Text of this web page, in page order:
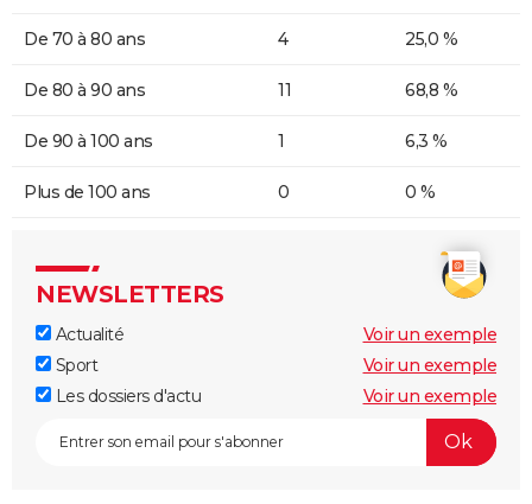
De 70 à 80 ans 4 25,0 %
De 80 à 90 ans 11 68,8 %
De 90 à 100 ans 1 6,3 %
Plus de 100 ans 0 0 %
NEWSLETTERS
Actualité
Voir un exemple
Sport
Voir un exemple
Les dossiers d'actu
Voir un exemple